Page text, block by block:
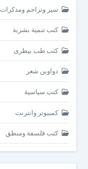
سير وتراجم ومذكرات
كتب تنمية بشرية
كتب طب بيطرى
دواوين شعر
كتب سياسية
كمبيوتر وانترنت
كتب فلسفة ومنطق